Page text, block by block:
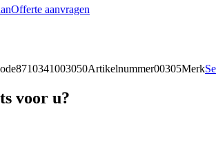
Offerte aanvragen
8710341003050Artikelnummer00305Merk
voor u?